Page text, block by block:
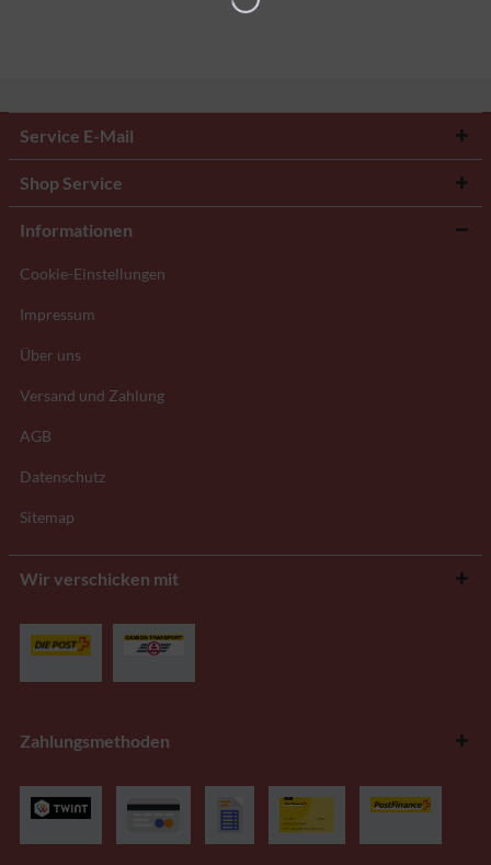
Service E-Mail
Shop Service
Informationen
Cookie-Einstellungen
Impressum
Über uns
Versand und Zahlung
AGB
Datenschutz
Sitemap
Wir verschicken mit
Zahlungsmethoden